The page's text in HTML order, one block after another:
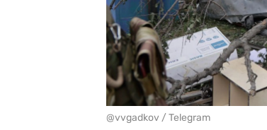
@vvgadkov / Telegram